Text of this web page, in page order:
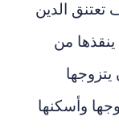
تعتنق الدين
من
يتزوجها
وأسكنها